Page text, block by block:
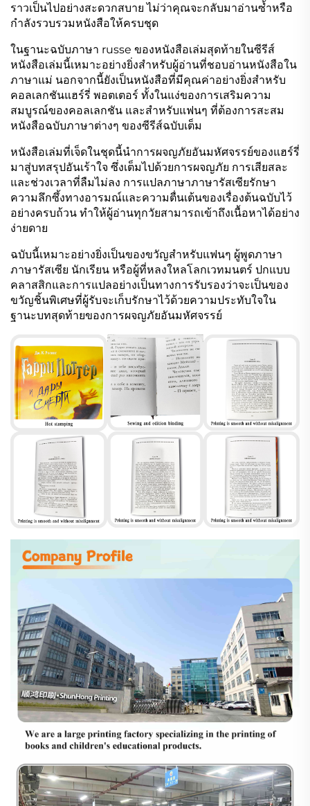
ราวเป็นไปอย่างสะดวกสบาย ไม่ว่าคุณจะกลับมาอ่านซ้ำหรือ
กำลังรวบรวมหนังสือให้ครบชุด
ในฐานะฉบับภาษา russe ของหนังสือเล่มสุดท้ายในซีรีส์
หนังสือเล่มนี้เหมาะอย่างยิ่งสำหรับผู้อ่านที่ชอบอ่านหนังสือใน
ภาษาแม่ นอกจากนี้ยังเป็นหนังสือที่มีคุณค่าอย่างยิ่งสำหรับ
คอลเลกชันแฮร์รี่ พอตเตอร์ ทั้งในแง่ของการเสริมความ
สมบูรณ์ของคอลเลกชัน และสำหรับแฟนๆ ที่ต้องการสะสม
หนังสือฉบับภาษาต่างๆ ของซีรีส์ฉบับเต็ม
หนังสือเล่มที่เจ็ดในชุดนี้นำการผจญภัยอันมหัศจรรย์ของแฮร์รี่
มาสู่บทสรุปอันเร้าใจ ซึ่งเต็มไปด้วยการผจญภัย การเสียสละ
และช่วงเวลาที่ลืมไม่ลง การแปลภาษาภาษารัสเซียรักษา
ความลึกซึ้งทางอารมณ์และความตื่นเต้นของเรื่องต้นฉบับไว้
อย่างครบถ้วน ทำให้ผู้อ่านทุกวัยสามารถเข้าถึงเนื้อหาได้อย่าง
ง่ายดาย
ฉบับนี้เหมาะอย่างยิ่งเป็นของขวัญสำหรับแฟนๆ ผู้พูดภาษา
ภาษารัสเซีย นักเรียน หรือผู้ที่หลงใหลโลกเวทมนตร์ ปกแบบ
คลาสสิกและการแปลอย่างเป็นทางการรับรองว่าจะเป็นของ
ขวัญชิ้นพิเศษที่ผู้รับจะเก็บรักษาไว้ด้วยความประทับใจใน
ฐานะบทสุดท้ายของการผจญภัยอันมหัศจรรย์